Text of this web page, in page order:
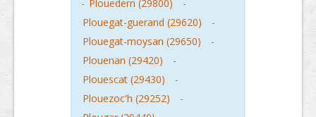
- Plouedern (29800)
-
Plouegat-guerand (29620)
-
Plouegat-moysan (29650)
-
Plouenan (29420)
-
Plouescat (29430)
-
Plouezoc'h (29252)
-